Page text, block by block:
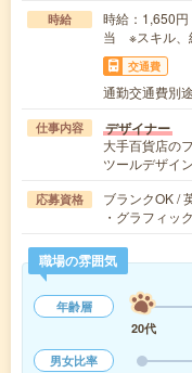
時給
時給：1,650
当 ※スキル、
交通費
通勤交通費別
仕事内容 デザイナー
大手百貨店の
ツールデザイ
応募資格
ブランクOK /
・グラフィッ
職場の雰囲気
年齢層
20代
男女比率